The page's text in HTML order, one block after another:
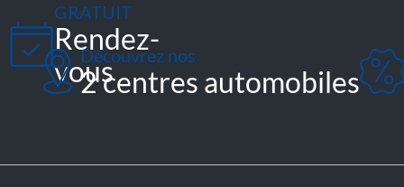
GRATUIT
Rendez-
vous
Découvrez nos
2 centres automobiles